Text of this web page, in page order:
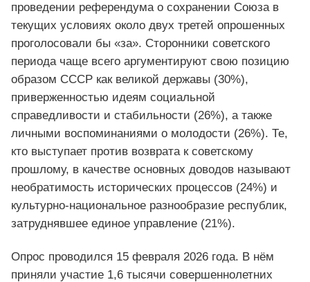
проведении референдума о сохранении Союза в
текущих условиях около двух третей опрошенных
проголосовали бы «за». Сторонники советского
периода чаще всего аргументируют свою позицию
образом СССР как великой державы (30%),
приверженностью идеям социальной
справедливости и стабильности (26%), а также
личными воспоминаниями о молодости (26%). Те,
кто выступает против возврата к советскому
прошлому, в качестве основных доводов называют
необратимость исторических процессов (24%) и
культурно-национальное разнообразие республик,
затруднявшее единое управление (21%).
Опрос проводился 15 февраля 2026 года. В нём
приняли участие 1,6 тысячи совершеннолетних